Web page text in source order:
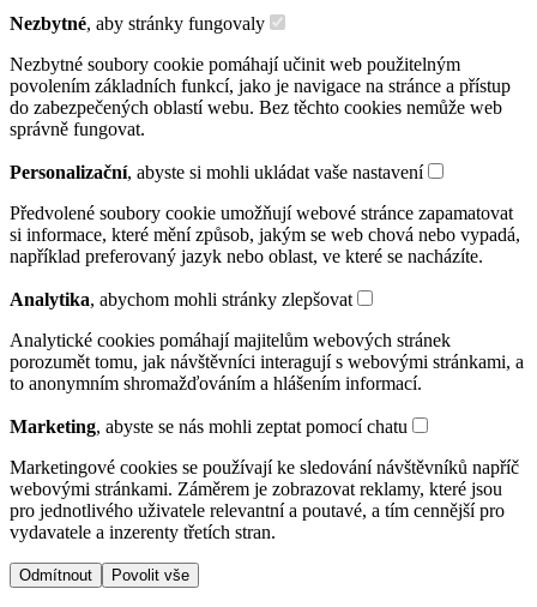
Nezbytné, aby stránky fungovaly
Nezbytné soubory cookie pomáhají učinit web použitelným
povolením základních funkcí, jako je navigace na stránce a přístup
do zabezpečených oblastí webu. Bez těchto cookies nemůže web
správně fungovat.
Personalizační, abyste si mohli ukládat vaše nastavení
Předvolené soubory cookie umožňují webové stránce zapamatovat
si informace, které mění způsob, jakým se web chová nebo vypadá,
například preferovaný jazyk nebo oblast, ve které se nacházíte.
Analytika, abychom mohli stránky zlepšovat
Analytické cookies pomáhají majitelům webových stránek
porozumět tomu, jak návštěvníci interagují s webovými stránkami, a
to anonymním shromažďováním a hlášením informací.
Marketing, abyste se nás mohli zeptat pomocí chatu
Marketingové cookies se používají ke sledování návštěvníků napříč
webovými stránkami. Záměrem je zobrazovat reklamy, které jsou
pro jednotlivého uživatele relevantní a poutavé, a tím cennější pro
vydavatele a inzerenty třetích stran.
Odmítnout Povolit vše